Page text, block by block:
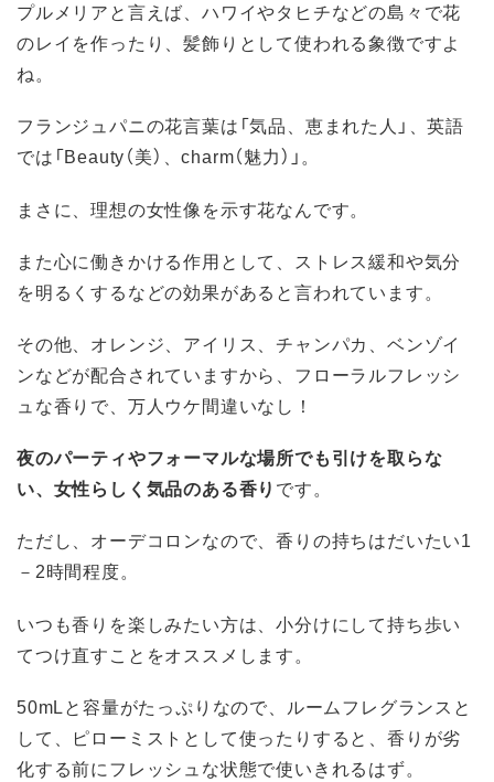
プルメリアと言えば、ハワイやタヒチなどの島々で花
のレイを作ったり、髪飾りとして使われる象徴ですよ
ね。
フランジュパニの花言葉は「気品、恵まれた人」、英語
では「Beauty（美）、charm（魅力）」。
まさに、理想の女性像を示す花なんです。
また心に働きかける作用として、ストレス緩和や気分
を明るくするなどの効果があると言われています。
その他、オレンジ、アイリス、チャンパカ、ベンゾイ
ンなどが配合されていますから、フローラルフレッシ
ュな香りで、万人ウケ間違いなし！
夜のパーティやフォーマルな場所でも引けを取らな
い、女性らしく気品のある香り です。
ただし、オーデコロンなので、香りの持ちはだいたい1
－2時間程度。
いつも香りを楽しみたい方は、小分けにして持ち歩い
てつけ直すことをオススメします。
50mLと容量がたっぷりなので、ルームフレグランスと
して、ピローミストとして使ったりすると、香りが劣
化する前にフレッシュな状態で使いきれるはず。